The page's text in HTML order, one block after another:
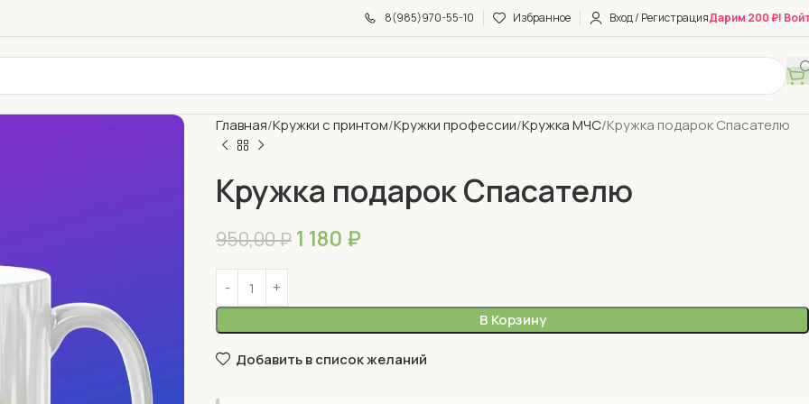
8(985)970-55-10 Избранное Вход / РегистрацияДарим 200 ₽!
Главная Кружки с принтом Кружки профессии Кружка МЧС Кружка подарок Спасателю
Кружка подарок Спасателю
950,00₽ 1 180 ₽
В Корзину
Добавить в список желаний